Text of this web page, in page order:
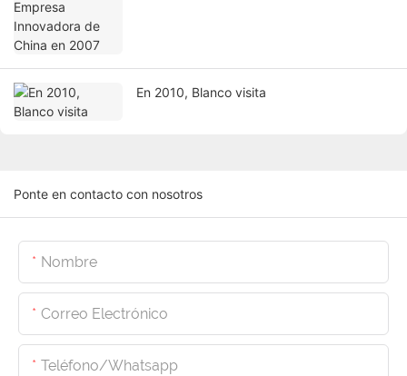
En 2010, Blanco visita
Ponte en contacto con nosotros
Nombre
Correo Electrónico
Teléfono/whatsapp